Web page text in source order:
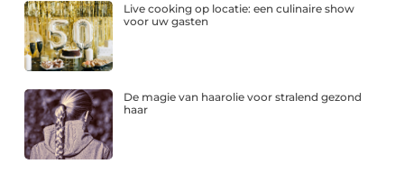
Live cooking op locatie: een culinaire show
voor uw gasten
De magie van haarolie voor stralend gezond
haar